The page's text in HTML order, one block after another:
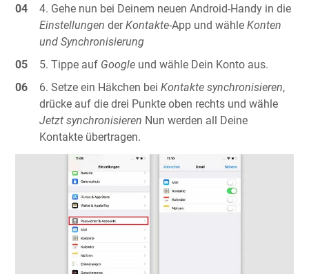
Gehe nun bei Deinem neuen Android-Handy in die
Einstellungen derKontakte-App und wähleKonten
und Synchronisierung
Tippe auf Google und wähle Dein Konto aus.
Setze ein Häkchen beiKontakte synchronisieren,
drücke auf die drei Punkte oben rechts und wähle
Jetzt synchronisieren Nun werden all Deine
Kontakte übertragen.